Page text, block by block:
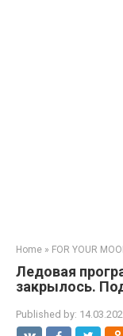
Home » FOR YOUR
Ледовая
закрылось.
Published by: